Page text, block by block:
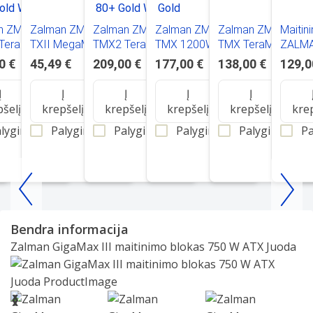
ZM1000-
80+ Gold
€
Zalman ZM500-
TXII MegaMax
500W,80Plus
45,49 €
Į
krepšelį
Palyginti
Zalman ZM1200-
TMX2 TeraMaxII
1200W 80+ Gold
White
209,00 €
Į
krepšelį
Palyginti
Zalman ZM1200-
TMX 1200W
80Plus Gold
177,00 €
Į
krepšelį
Palyginti
Zalman ZM850-
TMX TeraMax850
850W 80+ Gold
138,00 €
Į
krepšelį
Palyginti
EBT II
Item
25
Bendra informacija
Zalman GigaMax III maitinimo blokas 750 W ATX Juoda
Slide 1 of 6
❮
❯